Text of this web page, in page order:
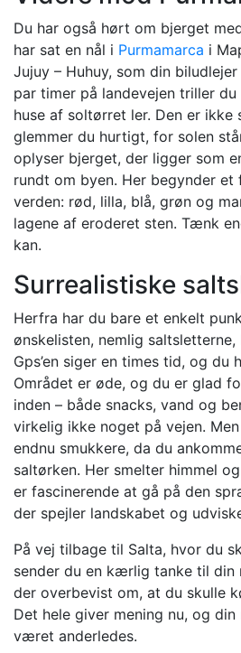
Du har også hørt om bjerget
har sat en nål i Purmamarca i
Jujuy – Huhuy, som din
par timer på landevejen triller
huse af soltørret ler. Den er ikke
glemmer du hurtigt, for solen
oplyser bjerget, der ligger som
rundt om byen. Her begynder et
verden: rød, lilla, blå, grøn og
lagene af eroderet sten. Tænk
kan.
Surrealistiske
Herfra har du bare et enkelt
ønskelisten, nemlig saltsletterne,
Gps’en siger en times tid, og du
Området er øde, og du er glad
inden – både snacks, vand og
virkelig ikke noget på vejen.
endnu smukkere, da du
saltørken. Her smelter himmel
er fascinerende at gå på den
der spejler landskabet og
På vej tilbage til Salta, hvor du
sender du en kærlig tanke til din
der overbevist om, at du skulle
Det hele giver mening nu, og
været anderledes.